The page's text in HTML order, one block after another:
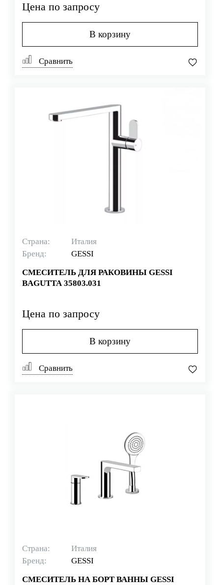
Цена по запросу
В корзину
Сравнить
Страна:
Италия
Бренд:
GESSI
СМЕСИТЕЛЬ ДЛЯ РАКОВИНЫ GESSI
BAGUTTA 35803.031
Цена по запросу
В корзину
Сравнить
Страна:
Италия
Бренд:
GESSI
СМЕСИТЕЛЬ НА БОРТ ВАННЫ GESSI